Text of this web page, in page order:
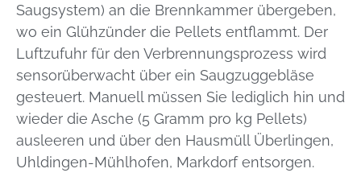
Saugsystem) an die Brennkammer übergeben,
wo ein Glühzünder die Pellets entflammt. Der
Luftzufuhr für den Verbrennungsprozess wird
sensorüberwacht über ein Saugzuggebläse
gesteuert. Manuell müssen Sie lediglich hin und
wieder die Asche (5 Gramm pro kg Pellets)
ausleeren und über den Hausmüll Überlingen,
Uhldingen-Mühlhofen, Markdorf entsorgen.